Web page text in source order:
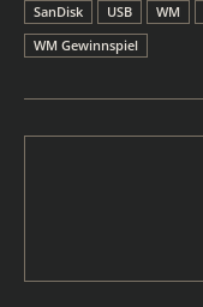
SanDisk
USB WM
WM Gewinnspiel